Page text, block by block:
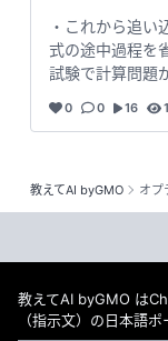
教えてAI byGMO オプ
決定的な発見があった。 **問題を解
のが、OODAループで
Orient（方位づけ） Decide（決断） Act（実
その間には、AI
**Decide-Reason――決
自己適用による改善。 省略を許さない
OODAループ。 対象が消えない構造。 複数ターンでも壊
Geminiの間で、何度
して、RF-EX2 は完成した。 数
勉強、リスキリング、学習
・これから追い
式の途中過程を省
試験で計算問題
な手順を守らな
手順を、苦手な
度に操作するの
ご活用ください
で理解できる数
https://
0 0 16
教えてAI byGMO は
（指示文）の日本語ポ